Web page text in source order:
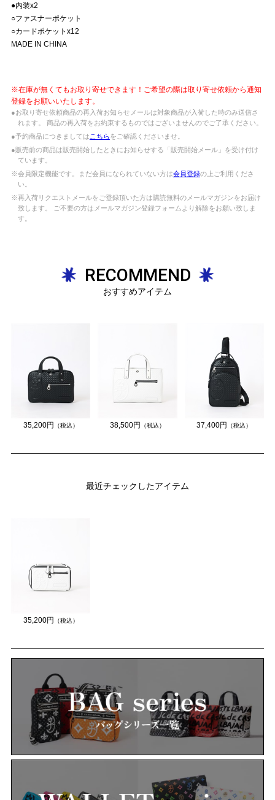
●内装x2
○ファスナーポケット
○カードポケットx12
MADE IN CHINA
※在庫が無くてもお取り寄せできます！ご希望の際は取り寄せ依頼から通知
登録をお願いいたします。
●お取り寄せ依頼商品の再入荷お知らせメールは対象商品が入荷した時のみ送信さ
れます。 商品の再入荷をお約束するものではございませんのでご了承ください。
●予約商品につきましては こちらをご確認くださいませ。
●販売前の商品は販売開始したときにお知らせする「販売開始メール」を受け付け
ています。
※会員限定機能です。まだ会員になられていない方は会員登録の上ご利用くださ
い。
※再入荷リクエストメールをご登録頂いた方は購読無料のメールマガジンをお届け
致します。 ご不要の方はメールマガジン登録フォームより解除をお願い致しま
す。
RECOMMEND
おすすめアイテム
35,200円 （税込） 38,500円 （税込） 37,400円 （税込）
最近チェックしたアイテム
35,200円 （税込）